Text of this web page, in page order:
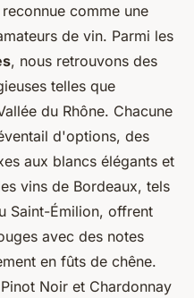
comme une
de vin. Parmi les
, nous retrouvons des
telles que
du Rhône. Chacune
d'options, des
aux blancs élégants et
vins de Bordeaux, tels
Saint-Émilion, offrent
avec des notes
en fûts de chêne.
Noir et Chardonnay